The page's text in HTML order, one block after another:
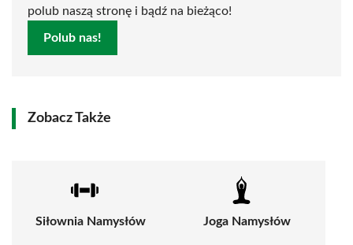
polub naszą stronę i bądź na bieżąco!
Polub nas!
Zobacz Także
Siłownia Namysłów Joga Namysłów